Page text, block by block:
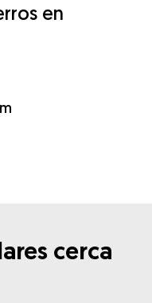
en
cerca